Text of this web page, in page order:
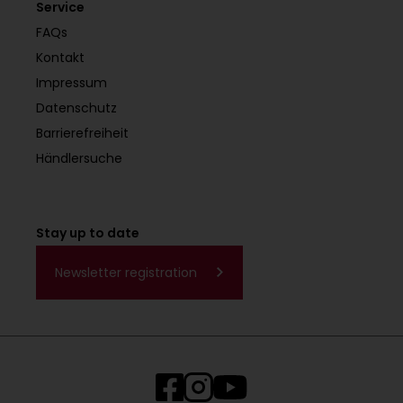
Service
FAQs
Kontakt
Impressum
Datenschutz
Barrierefreiheit
Händlersuche
Stay up to date
Newsletter registration